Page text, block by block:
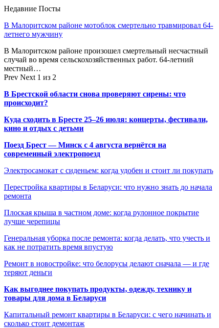
Недавние Посты
В Малоритском районе мотоблок смертельно травмировал 64-
летнего мужчину
В Малоритском районе произошел смертельный несчастный
случай во время сельскохозяйственных работ. 64-летний
местный…
Prev Next 1 из 2
В Брестской области снова проверяют сирены: что
происходит?
Куда сходить в Бресте 25–26 июля: концерты, фестивали,
кино и отдых с детьми
Поезд Брест — Минск с 4 августа вернётся на
современный электропоезд
Электросамокат с сиденьем: когда удобен и стоит ли покупать
Перестройка квартиры в Беларуси: что нужно знать до начала
ремонта
Плоская крыша в частном доме: когда рулонное покрытие
лучше черепицы
Генеральная уборка после ремонта: когда делать, что учесть и
как не потратить время впустую
Ремонт в новостройке: что белорусы делают сначала — и где
теряют деньги
Как выгоднее покупать продукты, одежду, технику и
товары для дома в Беларуси
Капитальный ремонт квартиры в Беларуси: с чего начинать и
сколько стоит демонтаж